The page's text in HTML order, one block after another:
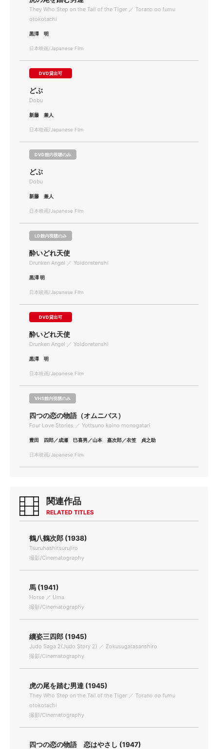
They Who Step on the Tail of the Tiger ／ Torano oo fumu
otokotachi
黒澤 明
日本映画/Japanese Film
DVD貸出可
どぶ
Dobu
新藤 兼人
日本映画/Japanese Film
DVD館内視聴のみ
どぶ
Dobu
新藤 兼人
日本映画/Japanese Film
LD館内視聴のみ
酔いどれ天使
Drunken Angel ／ Yoidoretenshi
黒澤 明
日本映画/Japanese Film
DVD貸出可
酔いどれ天使
Drunken Angel ／ Yoidoretenshi
黒澤 明
日本映画/Japanese Film
VHS館内視聴のみ
四つの恋の物語（オムニバス）
Four Love Stories ／ Yottsuno koino monogatari
豊田 四郎／成瀬 巳喜男／山本 嘉次郎／衣笠 貞之助
日本映画/Japanese Film
関連作品
RELATED TITLES
鶴八鶴次郎 (1938)
Tsuruhashitsurujiro
撮影/Cinematography
馬 (1941)
Horse ／ Uma
撮影/Cinematography
續姿三四郎 (1945)
Judo Saga 2(Judo Story 2) ／ Zokusugatasanshiro
撮影/Cinematography
虎の尾を踏む男達 (1945)
They Who Step on the Tail of the Tiger ／ Torano oo fumu
otokotachi
撮影/Cinematography
四つの恋の物語 恋はやさし (1947)